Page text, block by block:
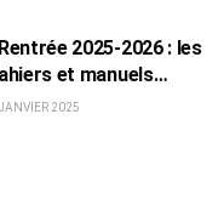
2025-2026 : les
et manuels
inchangés
2025